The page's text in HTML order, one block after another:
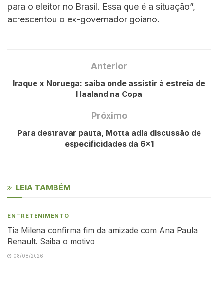
para o eleitor no Brasil. Essa que é a situação”,
acrescentou o ex-governador goiano.
Anterior
Iraque x Noruega: saiba onde assistir à estreia de
Haaland na Copa
Próximo
Para destravar pauta, Motta adia discussão de
especificidades da 6×1
LEIA TAMBÉM
ENTRETENIMENTO
Tia Milena confirma fim da amizade com Ana Paula
Renault. Saiba o motivo
08/08/2026